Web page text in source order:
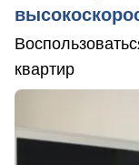
квартир